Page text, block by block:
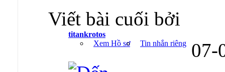
Viết bài cuối bởi
titankrotos
Xem Hồ sơ
Tin nhắn riêng 07-